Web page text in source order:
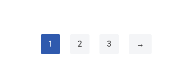
1 2 3 →